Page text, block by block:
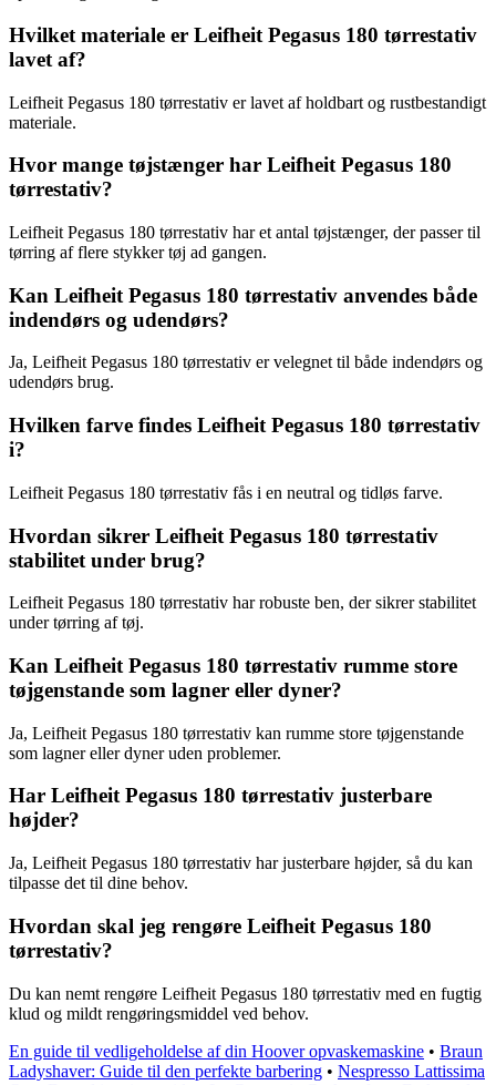
Hvilket materiale er Leifheit Pegasus 180 tørrestativ
lavet af?
Leifheit Pegasus 180 tørrestativ er lavet af holdbart og rustbestandigt
materiale.
Hvor mange tøjstænger har Leifheit Pegasus 180
tørrestativ?
Leifheit Pegasus 180 tørrestativ har et antal tøjstænger, der passer til
tørring af flere stykker tøj ad gangen.
Kan Leifheit Pegasus 180 tørrestativ anvendes både
indendørs og udendørs?
Ja, Leifheit Pegasus 180 tørrestativ er velegnet til både indendørs og
udendørs brug.
Hvilken farve findes Leifheit Pegasus 180 tørrestativ
i?
Leifheit Pegasus 180 tørrestativ fås i en neutral og tidløs farve.
Hvordan sikrer Leifheit Pegasus 180 tørrestativ
stabilitet under brug?
Leifheit Pegasus 180 tørrestativ har robuste ben, der sikrer stabilitet
under tørring af tøj.
Kan Leifheit Pegasus 180 tørrestativ rumme store
tøjgenstande som lagner eller dyner?
Ja, Leifheit Pegasus 180 tørrestativ kan rumme store tøjgenstande
som lagner eller dyner uden problemer.
Har Leifheit Pegasus 180 tørrestativ justerbare
højder?
Ja, Leifheit Pegasus 180 tørrestativ har justerbare højder, så du kan
tilpasse det til dine behov.
Hvordan skal jeg rengøre Leifheit Pegasus 180
tørrestativ?
Du kan nemt rengøre Leifheit Pegasus 180 tørrestativ med en fugtig
klud og mildt rengøringsmiddel ved behov.
En guide til vedligeholdelse af din Hoover opvaskemaskine • Braun
Ladyshaver: Guide til den perfekte barbering • Nespresso Lattissima